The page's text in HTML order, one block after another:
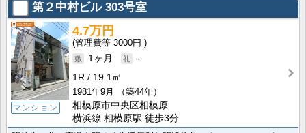
第２中村ビル303号室
マンション
4.7万円
3000円
1ヶ月
-
1R
19.1㎡
1981年9月
（築44年）
相模原市中央区相模原
横浜線 相模原駅 徒歩3分